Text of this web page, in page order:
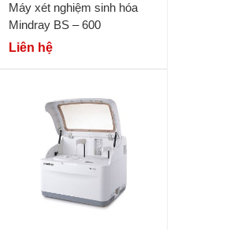
Máy xét nghiệm sinh hóa
Mindray BS – 600
Liên hệ